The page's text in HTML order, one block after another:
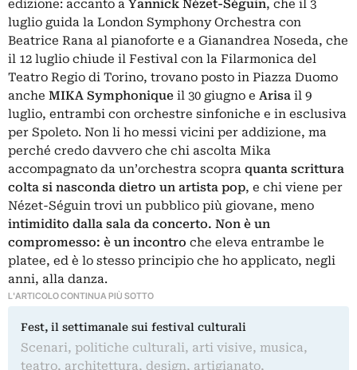
edizione: accanto a Yannick Nézet-Séguin, che il 3
luglio guida la London Symphony Orchestra con
Beatrice Rana al pianoforte e a Gianandrea Noseda, che
il 12 luglio chiude il Festival con la Filarmonica del
Teatro Regio di Torino, trovano posto in Piazza Duomo
anche MIKA Symphonique il 30 giugno e Arisa il 9
luglio, entrambi con orchestre sinfoniche e in esclusiva
per Spoleto. Non li ho messi vicini per addizione, ma
perché credo davvero che chi ascolta Mika
accompagnato da un’orchestra scopra quanta scrittura
colta si nasconda dietro un artista pop, e chi viene per
Nézet-Séguin trovi un pubblico più giovane, meno
intimidito dalla sala da concerto. Non è un
compromesso: è un incontro che eleva entrambe le
platee, ed è lo stesso principio che ho applicato, negli
anni, alla danza.
L'ARTICOLO CONTINUA PIÙ SOTTO
Fest, il settimanale sui festival culturali
Scenari, politiche culturali, arti visive, musica,
teatro, architettura, design, artigianato,